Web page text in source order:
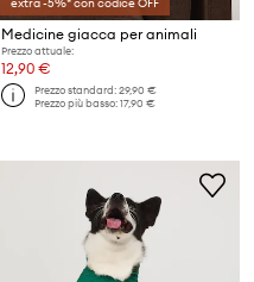
Medicine giacca per animali
Prezzo attuale:
12,90 €
Prezzo standard:29,90 €
Prezzo più basso:17,90 €